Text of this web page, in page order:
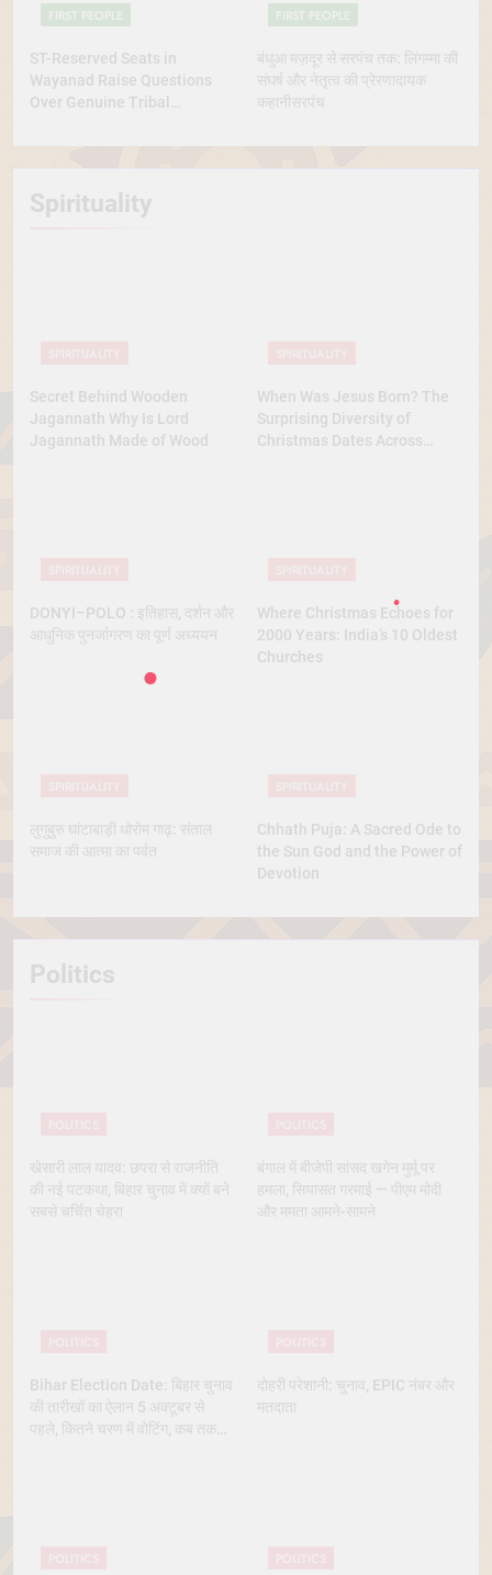
FIRST PEOPLE
ST-Reserved Seats in
Wayanad Raise Questions
Over Genuine Tribal
FIRST PEOPLE
बंधुआ मज़दूर से सरपंच तक: लिंगम्मा की
संघर्ष और नेतृत्व की प्रेरणादायक
कहानीसरपंच
Spirituality
Secret Behind Wooden
Jagannath Why Is Lord
Jagannath Made of Wood
When Was Jesus Born? The
Surprising Diversity of
Christmas Dates Across
DONYI–POLO : इतिहास, दर्शन और
आधुनिक पुनर्जागरण का पूर्ण अध्ययन
Where Christmas Echoes for
2000 Years: India’s 10 Oldest
Churches
लुगुबुरु घांटाबाड़ी धोरोम गाढ़: संताल
समाज की आत्मा का पर्वत
Chhath Puja: A Sacred Ode to
the Sun God and the Power of
Devotion
Politics
खेसारी लाल यादव: छपरा से राजनीति
की नई पटकथा, बिहार चुनाव में क्यों बने
सबसे चर्चित चेहरा
बंगाल में बीजेपी सांसद खगेन मुर्मू पर
हमला, सियासत गरमाई — पीएम मोदी
और ममता आमने-सामने
Bihar Election Date: बिहार चुनाव
की तारीखों का ऐलान 5 अक्टूबर से
पहले, कितने चरण में वोटिंग, कब तक
दोहरी परेशानी: चुनाव, EPIC नंबर और
मतदाता